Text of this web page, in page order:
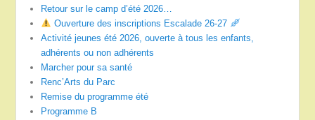
Retour sur le camp d’été 2026…
Ouverture des inscriptions Escalade 26-27
Activité jeunes été 2026, ouverte à tous les enfants,
adhérents ou non adhérents
Marcher pour sa santé
Renc’Arts du Parc
Remise du programme été
Programme B